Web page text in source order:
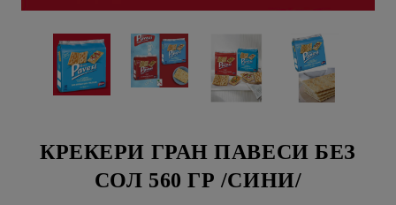
КРЕКЕРИ ГРАН ПАВЕСИ БЕЗ
СОЛ 560 ГР /СИНИ/